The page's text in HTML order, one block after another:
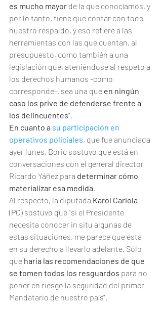
es mucho mayor de la que conocíamos, y
por lo tanto, tiene que contar con todo
nuestro respaldo, y eso refiere a las
herramientas con las que cuentan, al
presupuesto, como también a una
legislación que, ateniéndose al respeto a
los derechos humanos -como
corresponde-, sea una que en ningún
caso los prive de defenderse frente a
los delincuentes".
En cuanto a su participación en
operativos policiales, que fue anunciada
ayer lunes, Boric sostuvo que está en
conversaciones con el general director
Ricardo Yáñez para determinar cómo
materializar esa medida.
Al respecto, la diputada Karol Cariola
(PC) sostuvo que "si el Presidente
necesita conocer in situ algunas de
estas situaciones, me parece que está
en su derecho a llevarlo adelante. Sólo
que haría las recomendaciones de que
se tomen todos los resguardos para no
poner en riesgo la seguridad del primer
Mandatario de nuestro país".